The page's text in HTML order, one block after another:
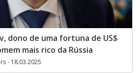
dono de uma fortuna de US$
mais rico da Rússia
- 18.03.2025